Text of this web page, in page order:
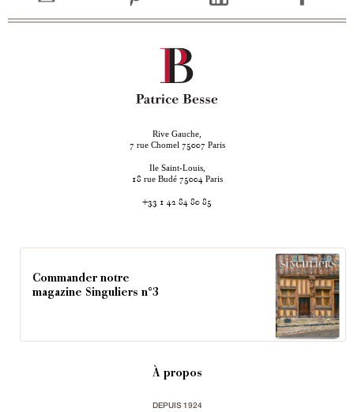
Rive Gauche,
7 rue Chomel 75007 Paris
Ile Saint-Louis,
18 rue Budé 75004 Paris
+33 1 42 84 80 85
Commander notre
magazine Singuliers n°3
À propos
DEPUIS 1924